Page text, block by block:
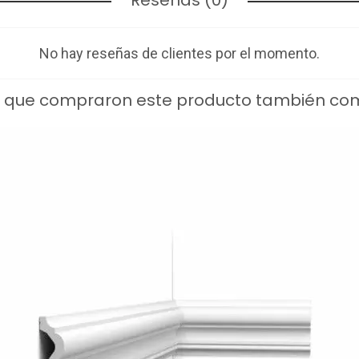
No hay reseñas de clientes por el momento.
que compraron este producto también